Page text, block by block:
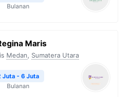
Bulanan
Maris
Medan, Sumatera Utara
Juta - 6 Juta
Bulanan